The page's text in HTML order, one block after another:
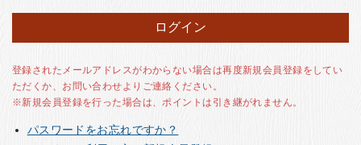
お知らせ
登録されたメールアドレスがわからない場合は再度新規会員登録をしてい
ただくか、お問い合わせよりご連絡ください。
※新規会員登録を行った場合は、ポイントは引き継がれません。
パスワードをお忘れですか？